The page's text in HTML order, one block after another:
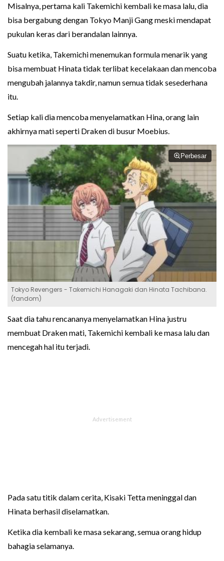
Misalnya, pertama kali Takemichi kembali ke masa lalu, dia
bisa bergabung dengan Tokyo Manji Gang meski mendapat
pukulan keras dari berandalan lainnya.
Suatu ketika, Takemichi menemukan formula menarik yang
bisa membuat Hinata tidak terlibat kecelakaan dan mencoba
mengubah jalannya takdir, namun semua tidak sesederhana
itu.
Setiap kali dia mencoba menyelamatkan Hina, orang lain
akhirnya mati seperti Draken di busur Moebius.
Perbesar
Tokyo Revengers - Takemichi Hanagaki dan Hinata Tachibana.
(fandom)
Saat dia tahu rencananya menyelamatkan Hina justru
membuat Draken mati, Takemichi kembali ke masa lalu dan
mencegah hal itu terjadi.
Pada satu titik dalam cerita, Kisaki Tetta meninggal dan
Hinata berhasil diselamatkan.
Ketika dia kembali ke masa sekarang, semua orang hidup
bahagia selamanya.